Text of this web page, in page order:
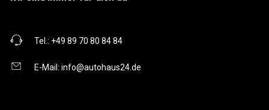
Tel.: +49 89 70 80 84 84
E-Mail: info@autohaus24.de